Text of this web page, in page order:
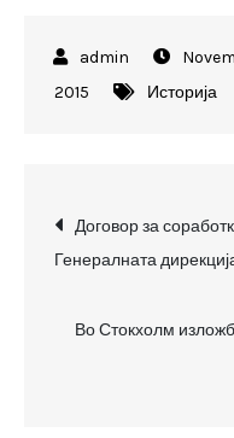
2015
Историја
Post
Договор за
Генералната
Во Стокхолм